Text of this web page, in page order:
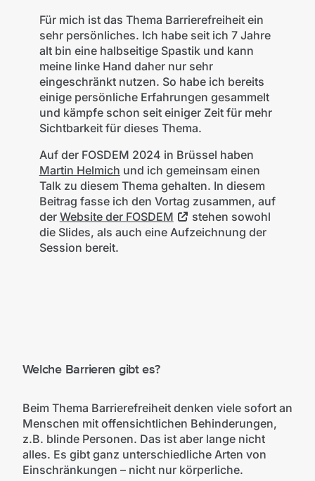
Für mich ist das Thema Barrierefreiheit ein
sehr persönliches. Ich habe seit ich 7 Jahre
alt bin eine halbseitige Spastik und kann
meine linke Hand daher nur sehr
eingeschränkt nutzen. So habe ich bereits
einige persönliche Erfahrungen gesammelt
und kämpfe schon seit einiger Zeit für mehr
Sichtbarkeit für dieses Thema.
Auf der FOSDEM 2024 in Brüssel haben
Martin Helmich und ich gemeinsam einen
Talk zu diesem Thema gehalten. In diesem
Beitrag fasse ich den Vortag zusammen, auf
der Website der FOSDEM
stehen sowohl
die Slides, als auch eine Aufzeichnung der
Session bereit.
Welche Barrieren gibt es?
Beim Thema Barrierefreiheit denken viele sofort an
Menschen mit offensichtlichen Behinderungen,
z.B. blinde Personen. Das ist aber lange nicht
alles. Es gibt ganz unterschiedliche Arten von
Einschränkungen – nicht nur körperliche.